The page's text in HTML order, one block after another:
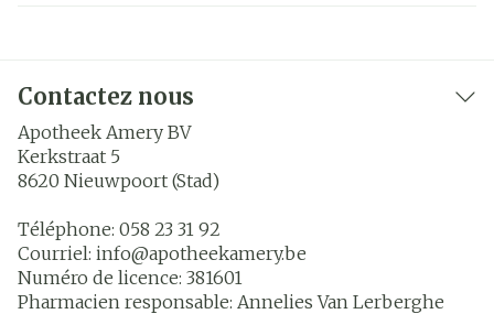
Contactez nous
Apotheek Amery BV
Kerkstraat 5
8620 Nieuwpoort (Stad)
Téléphone: 058 23 31 92
Courriel: info@apotheekamery.be
Numéro de licence: 381601
Pharmacien responsable: Annelies Van Lerberghe